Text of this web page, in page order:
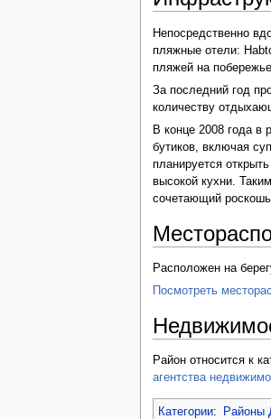
Непосредственно
пляжные отели:
пляжей на
За последний год
количеству
В конце 2008 года в
бутиков, включая
планируется
высокой кухни.
сочетающий
Расположен на
Посмотреть
Район относится к
агентства
Категории: Районы